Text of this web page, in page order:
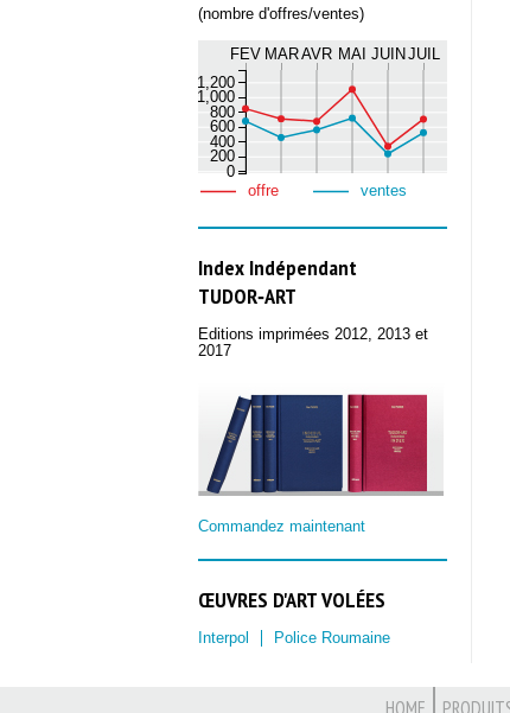
(nombre d'offres/ventes)
FEV MARAVR MAI JUIN JUIL
0
200
400
600
800
1,000
1,200
offre ventes
Index Indépendant
TUDOR‑ART
Editions imprimées 2012, 2013 et
2017
Commandez maintenant
ŒUVRES D'ART VOLÉES
Interpol Police Roumaine